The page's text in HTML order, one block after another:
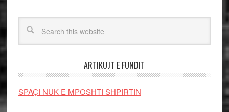
ARTIKUJT E FUNDIT
SPAÇI NUK E MPOSHTI SHPIRTIN